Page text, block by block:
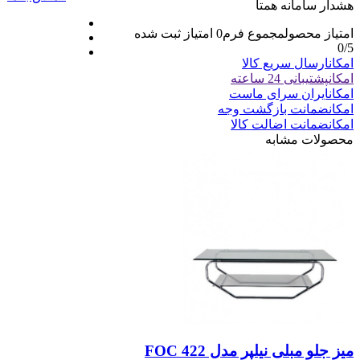
هشدار سامانه همتا
امتیاز محصولمجموع فرم0 امتیاز ثبت شده
0/5
امکانارسال سریع کالا
امکانپشتیبانی 24 ساعته
امکانایران سرای ماست
امکانضمانت بازگشت وجه
امکانضمانت اضالت کالا
محصولات مشابه
میز جلو مبلی نیلپر مدل FOC 422